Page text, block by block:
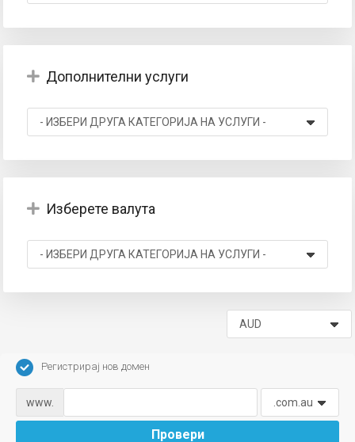
Дополнителни услуги
Изберете валута
Регистрирај нов домен
www.
Провери